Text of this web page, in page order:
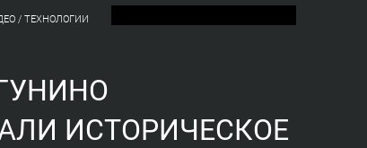
/ ТЕХНОЛОГИИ
ИСТОРИЧЕСКОЕ